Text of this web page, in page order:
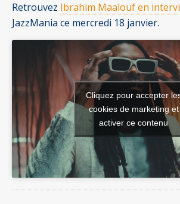
Retrouvez Ibrahim Maalouf en
JazzMania ce mercredi 18 janvier.
Cliquez pour accepter
cookies de marketing et
activer ce contenu